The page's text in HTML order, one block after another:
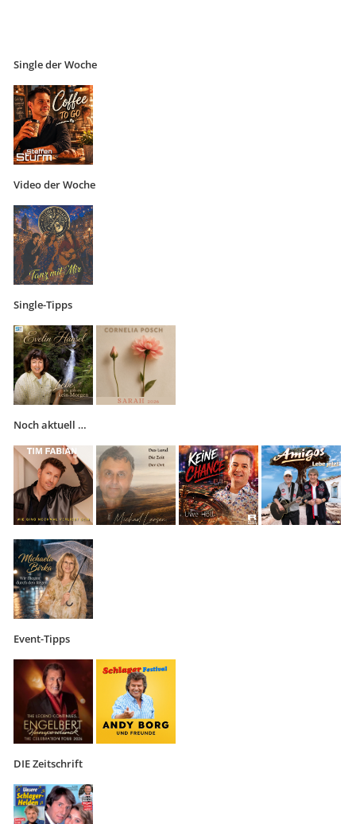
Single der Woche
Video der Woche
Single-Tipps
Noch aktuell …
Event-Tipps
DIE Zeitschrift